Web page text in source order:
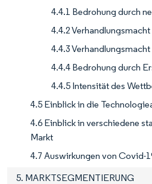
4.4.1 Bedrohung durch
4.4.2
4.4.3
4.4.4 Bedrohung durch
4.4.5 Intensität des
4.5 Einblick in die
4.6 Einblick in verschiedene
Markt
4.7 Auswirkungen von Covid-
5. MARKTSEGMENTIERUNG